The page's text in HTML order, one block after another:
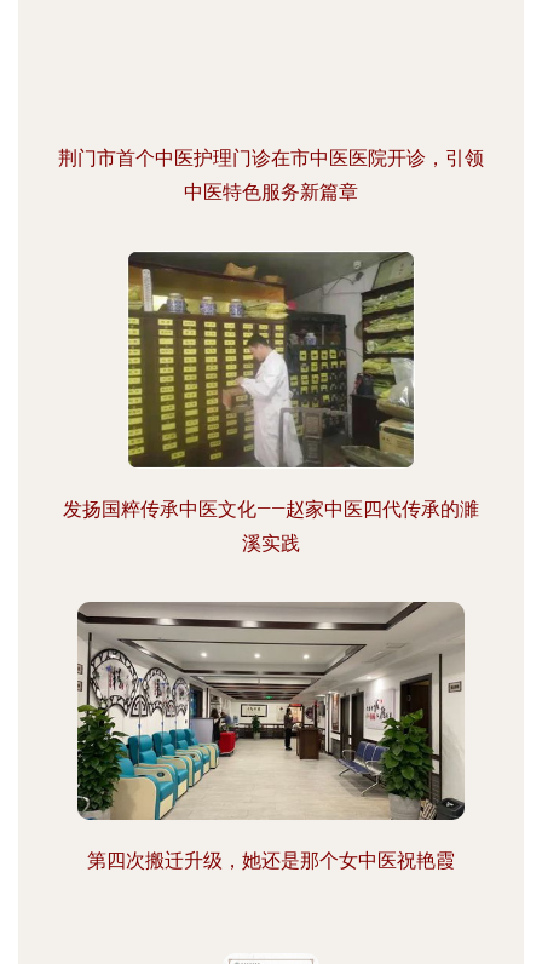
荆门市首个中医护理门诊在市中医医院开诊，引领
中医特色服务新篇章
发扬国粹传承中医文化——赵家中医四代传承的濉
溪实践
第四次搬迁升级，她还是那个女中医祝艳霞